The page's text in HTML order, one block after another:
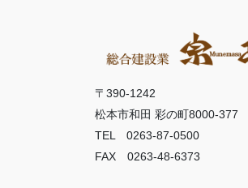
〒390-1242
松本市和田 彩の町8000-377
TEL 0263-87-0500
FAX 0263-48-6373